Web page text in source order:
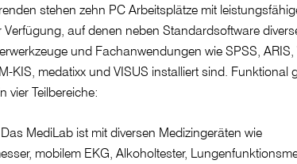
stehen zehn PC Arbeitsplätze mit
Verfügung, auf denen neben Standardsoftware
und Fachanwendungen wie SPSS, ARIS,
KIS, medatixx und VISUS installiert sind. Funktional
vier Teilbereiche:
Das MediLab ist mit diversen Medizingeräten wie
mobilem EKG, Alkoholtester,